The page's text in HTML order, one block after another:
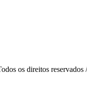
os direitos reservados